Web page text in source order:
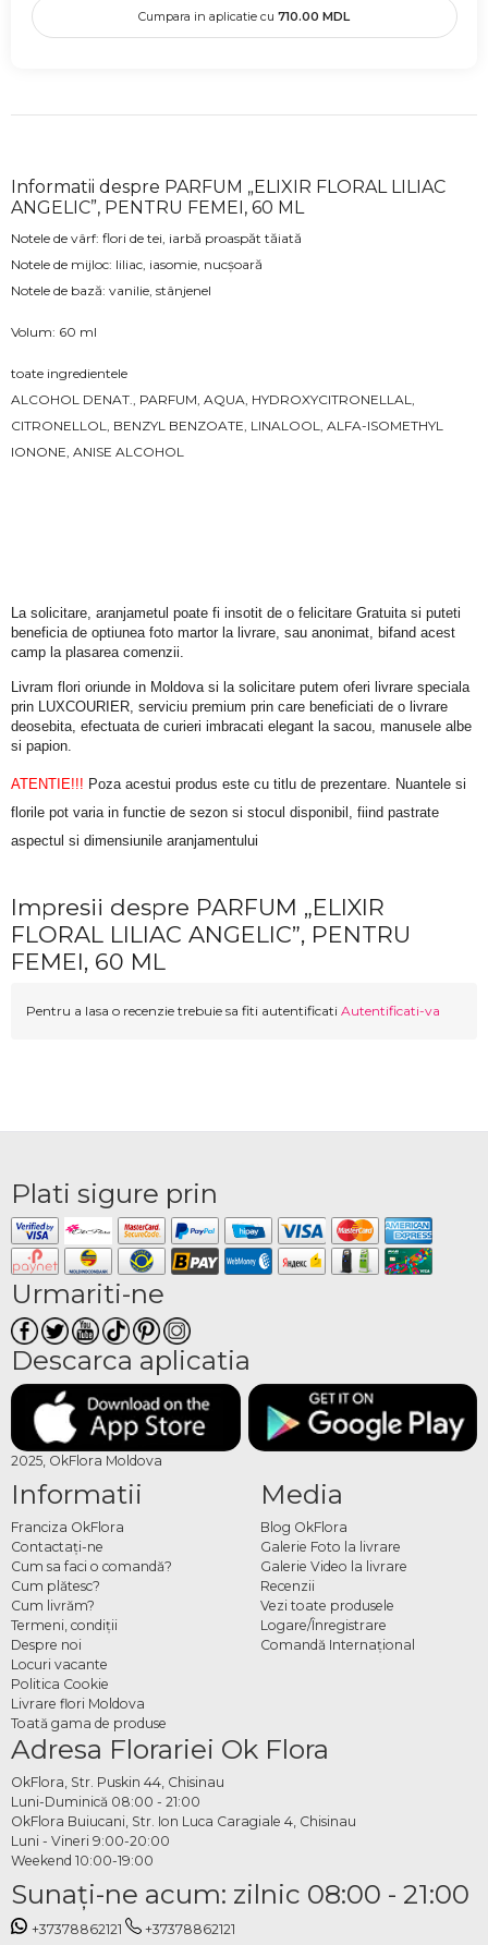
Cumpara in aplicatie cu 710.00 MDL
Informatii despre PARFUM „ELIXIR FLORAL LILIAC
ANGELIC”, PENTRU FEMEI, 60 ML
Notele de vârf: flori de tei, iarbă proaspăt tăiată
Notele de mijloc: liliac, iasomie, nucșoară
Notele de bază: vanilie, stânjenel
Volum: 60 ml
toate ingredientele
ALCOHOL DENAT., PARFUM, AQUA, HYDROXYCITRONELLAL,
CITRONELLOL, BENZYL BENZOATE, LINALOOL, ALFA-ISOMETHYL
IONONE, ANISE ALCOHOL
La solicitare, aranjametul poate fi insotit de o felicitare Gratuita si puteti
beneficia de optiunea foto martor la livrare, sau anonimat, bifand acest
camp la plasarea comenzii.
Livram flori oriunde in Moldova si la solicitare putem oferi livrare speciala
prin LUXCOURIER, serviciu premium prin care beneficiati de o livrare
deosebita, efectuata de curieri imbracati elegant la sacou, manusele albe
si papion.
ATENTIE!!! Poza acestui produs este cu titlu de prezentare. Nuantele si
florile pot varia in functie de sezon si stocul disponibil, fiind pastrate
aspectul si dimensiunile aranjamentului
Impresii despre PARFUM „ELIXIR
FLORAL LILIAC ANGELIC”, PENTRU
FEMEI, 60 ML
Pentru a lasa o recenzie trebuie sa fiti autentificati Autentificati-va
Plati sigure prin
Urmariti-ne
Descarca aplicatia
2025, OkFlora Moldova
Informatii
Franciza OkFlora
Contactaţi-ne
Cum sa faci o comandă?
Cum plătesc?
Cum livrăm?
Termeni, condiţii
Despre noi
Locuri vacante
Politica Cookie
Livrare flori Moldova
Toată gama de produse
Media
Blog OkFlora
Galerie Foto la livrare
Galerie Video la livrare
Recenzii
Vezi toate produsele
Logare/Înregistrare
Comandă Internațional
Adresa Florariei Ok Flora
OkFlora, Str. Puskin 44, Chisinau
Luni-Duminică 08:00 - 21:00
OkFlora Buiucani, Str. Ion Luca Caragiale 4, Chisinau
Luni - Vineri 9:00-20:00
Weekend 10:00-19:00
Sunaţi-ne acum: zilnic 08:00 - 21:00
+37378862121 +37378862121